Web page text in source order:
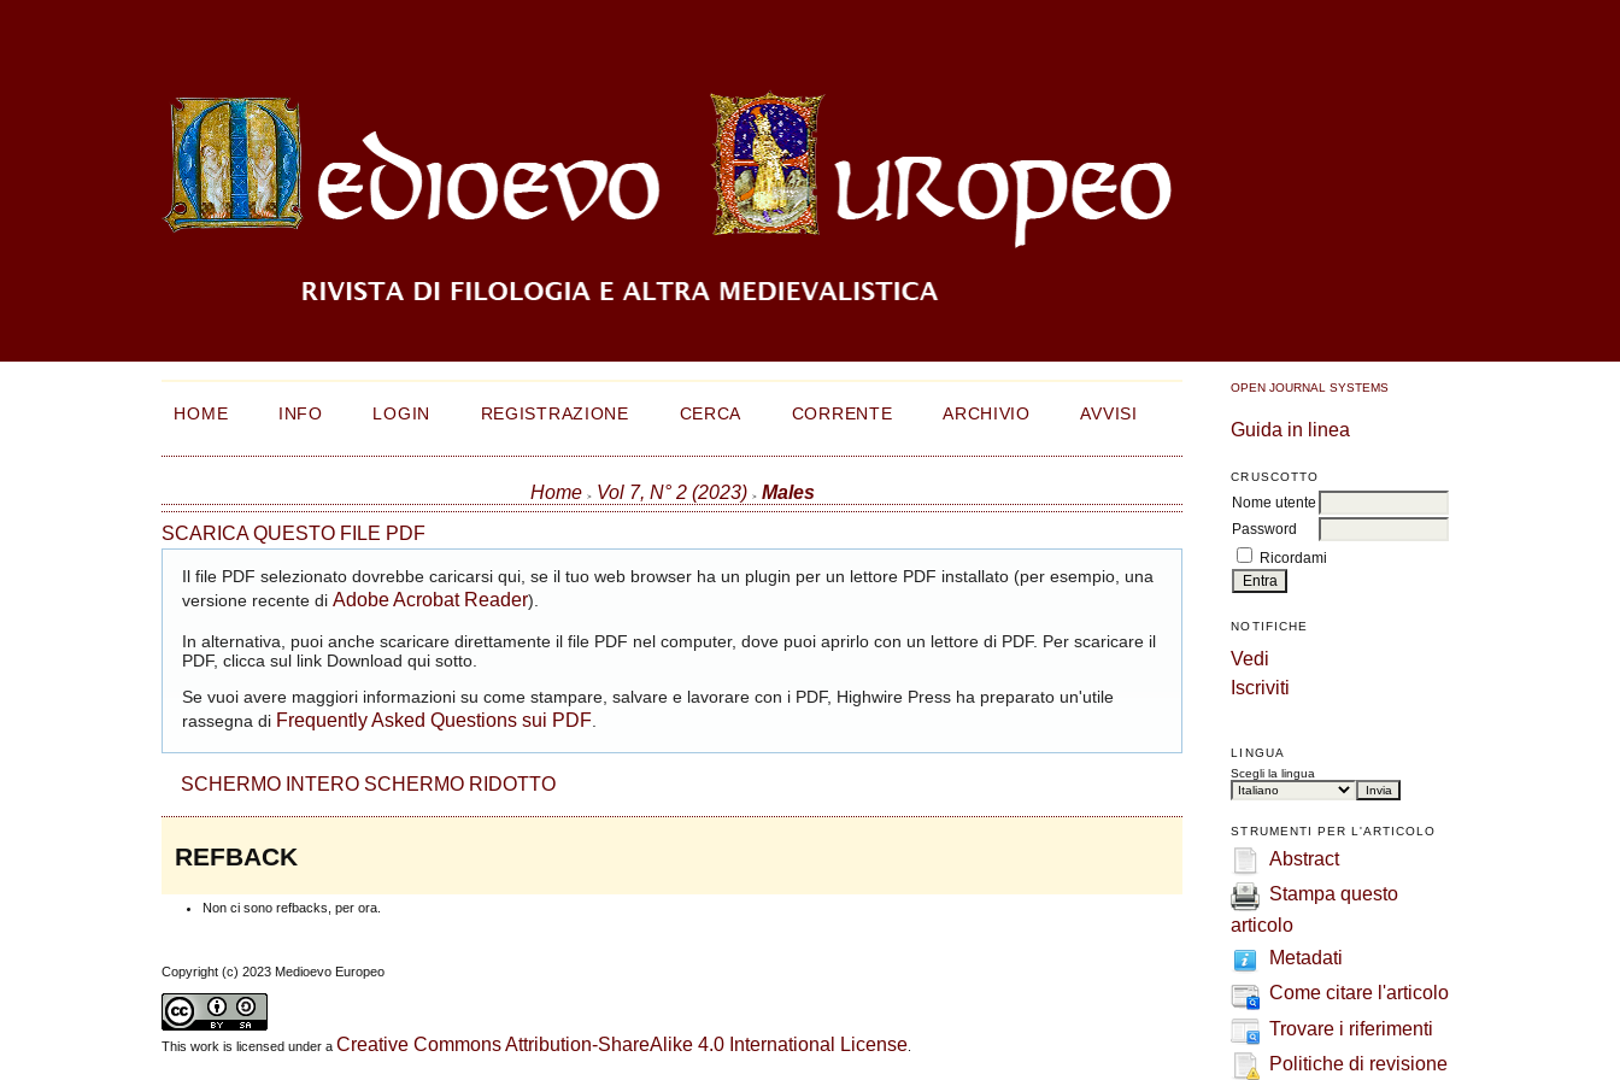
OPEN JOURNAL SYSTEMS
Guida in linea
CRUSCOTTO
Nome utente
Password
Ricordami
NOTIFICHE
Vedi
Iscriviti
LINGUA
Scegli la lingua
STRUMENTI PER L'ARTICOLO
Abstract
Stampa questo
articolo
Metadati
Come citare l'articolo
Trovare i riferimenti
Politiche di revisione
HOME INFO LOGIN REGISTRAZIONE CERCA CORRENTE ARCHIVIO AVVISI
Home > Vol 7, N° 2 (2023) > Males
SCARICA QUESTO FILE PDF
Il file PDF selezionato dovrebbe caricarsi qui, se il tuo web browser ha un plugin per un lettore PDF installato (per esempio, una
versione recente di Adobe Acrobat Reader).
In alternativa, puoi anche scaricare direttamente il file PDF nel computer, dove puoi aprirlo con un lettore di PDF. Per scaricare il
PDF, clicca sul link Download qui sotto.
Se vuoi avere maggiori informazioni su come stampare, salvare e lavorare con i PDF, Highwire Press ha preparato un'utile
rassegna di Frequently Asked Questions sui PDF.
SCHERMO INTERO SCHERMO RIDOTTO
REFBACK
Non ci sono refbacks, per ora.
Copyright (c) 2023 Medioevo Europeo
This work is licensed under aCreative Commons Attribution-ShareAlike 4.0 International License